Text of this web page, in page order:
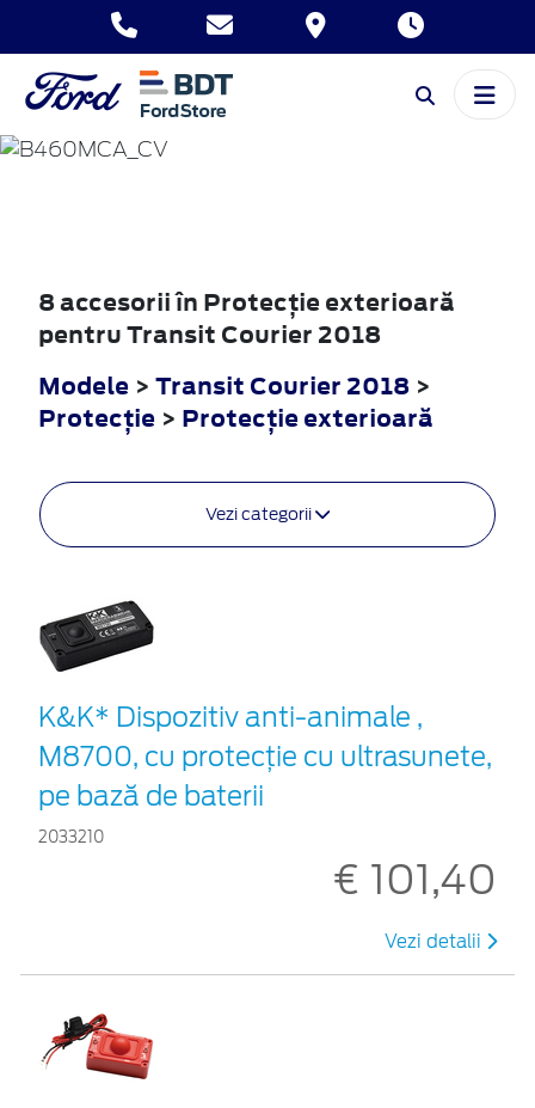
TRANSIT
COURIER
8 accesorii în Protecţie exterioară
pentru Transit Courier 2018
Modele > Transit Courier 2018 >
Protecţie > Protecţie exterioară
Vezi categorii
K&K* Dispozitiv anti-animale ,
M8700, cu protecție cu ultrasunete,
pe bază de baterii
2033210
€ 101,40
Vezi detalii